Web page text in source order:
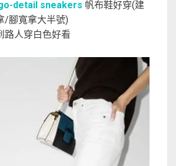
detail sneakers 帆布鞋好穿(建
/腳寬拿大半號)
路人穿白色好看